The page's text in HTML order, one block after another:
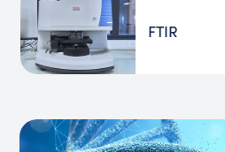
FTIR